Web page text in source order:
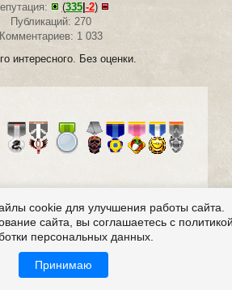
(335| -2)
Публикаций: 270
Комментариев: 1 033
интересного. Без оценки.
cookie для улучшения работы сайта.
сайта, вы соглашаетесь с
персональных данных.
Принимаю